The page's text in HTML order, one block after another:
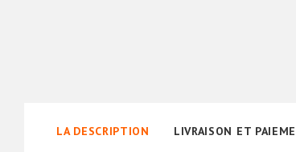
LA DESCRIPTION LIVRAISON ET